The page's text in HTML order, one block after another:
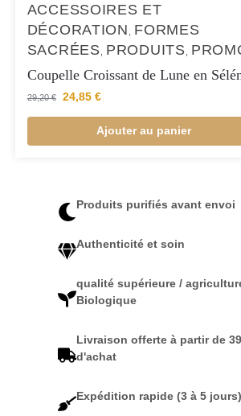
ACCESSOIRES ET
DÉCORATION FORMES
SACRÉES PRODUITS
Coupelle Croissant de Lune en
29,20€ 24,85€
Ajouter au panier
Produits purifiés avant envoi
Authenticité et soin
qualité supérieure /
Biologique
Livraison offerte à partir de
d'achat
Expédition rapide (3 à 5 jours)